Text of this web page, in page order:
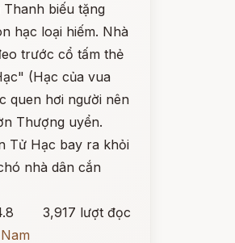
biếu tặng
hạc loại hiếm. Nhà
trước cổ tấm thẻ
(Hạc của vua
quen hơi người nên
Thượng uyển.
Tử Hạc bay ra khỏi
nhà dân cắn
3,917 lượt đọc